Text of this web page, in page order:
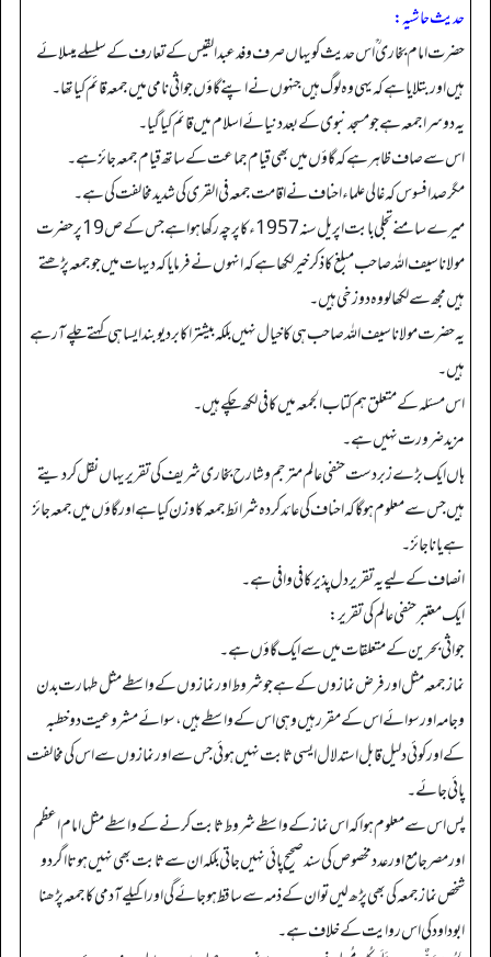
حدیث حاشیہ:
حضرت امام بخاری ؒ اس حدیث کو یہاں صرف وفد عبد القیس کے تعارف کے سلسلے میںلائے
ہیں اور بتلایا ہے کہ یہی وہ لوگ ہیں جنہوں نے اپنے گاؤں جواثی نامی میں جمعہ قائم کیا تھا۔
یہ دوسرا جمعہ ہے جو مسجد نبوی کے بعد دنیائے اسلام میں قائم کیا گیا۔
اس سے صاف ظاہر ہے کہ گاؤں میں بھی قیام جماعت کے ساتھ قیام جمعہ جائز ہے۔
مگر صدافسوس کہ غالی علماءاحناف نے اقامت جمعہ فی القری کی شدید مخالفت کی ہے۔
میرے سامنے تجلی بابت اپریل سنہ1957ء کا پرچہ رکھا ہو اہے جس کے ص19 پر حضرت
مولانا سیف اللہ صاحب مبلغ کا ذکر خیر لکھا ہے کہ انہوں نے فرمایا کہ دیہات میں جو جمعہ پڑھتے
ہیں مجھ سے لکھا لو وہ دوزخی ہیں۔
یہ حضرت مولانا سیف اللہ صاحب ہی کا خیا ل نہیں بلکہ بیشتر اکابر دیوبند ایساہی کہتے چلے آرہے
ہیں۔
اس مسئلہ کے متعلق ہم کتاب الجمعہ میں کافی لکھ چکے ہیں۔
مزید ضرورت نہیں ہے۔
ہاں ایک بڑے زبر دست حنفی عالم مترجم وشارح بخاری شریف کی تقریر یہاں نقل کردیتے
ہیں جس سے معلوم ہوگا کہ احناف کی عائد کردہ شرائط جمعہ کا وزن کیا ہے اور گاؤں میں جمعہ جائز
ہے یا نا جائز۔
انصاف کے لیے یہ تقریر دل پذیر کافی وافی ہے۔
ایک معتبر حنفی عالم کی تقریر:
جواثی بحرین کے متعلقات میں سے ایک گاؤں ہے۔
نماز جمعہ مثل اور فرض نمازوں کے ہے جو شروط اور نمازوں کے واسطے مثل طہارت بدن
وجامہ اور سوائے اس کے مقرر ہیں وہی اس کے واسطے ہیں، سوائے مشروعیت دو خطبہ
کے اور کوئی دلیل قابل استدلال ایسی ثابت نہیں ہوئی جس سے اور نمازوں سے اس کی مخالفت
پائی جائے۔
پس اس سے معلوم ہوا کہ اس نماز کے واسطے شروط ثابت کرنے کے واسطے مثل امام اعظم
اور مصر جامع اور عدد مخصوص کی سند صحیح پائی نہیں جاتی بلکہ ان سے ثابت بھی نہیں ہوتا اگر دو
شخص نماز جمعہ کی بھی پڑھ لیں تو ان کے ذمہ سے ساقط ہوجائے گی اور اکیلے آدمی کا جمعہ پڑھنا
ابوداود کی اس روایت کے خلاف ہے۔